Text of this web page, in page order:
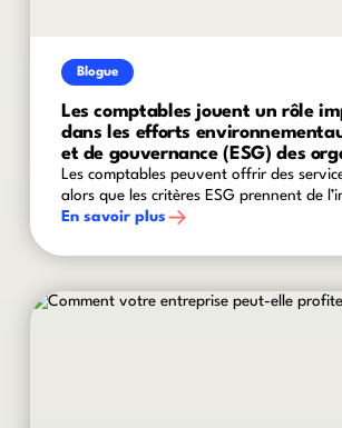
Blogue
Les comptables jouent un rôle
dans les efforts
et de gouvernance (ESG) des
Les comptables peuvent offrir des
alors que les critères ESG prennent de
En savoir plus